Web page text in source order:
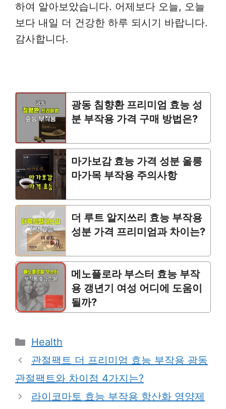
하여 알아보았습니다. 어제보다 오늘, 오늘
보다 내일 더 건강한 하루 되시기 바랍니다.
감사합니다.
광동 침향환 프리미엄 효능 성
분 부작용 가격 구매 방법은?
마가보감 효능 가격 성분 울릉
마가목 부작용 주의사항
더 루트 알지쓰리 효능 부작용
성분 가격 프리미엄과 차이는?
메노플로라 부스터 효능 부작
용 갱년기 여성 어디에 도움이
될까?
Categories
Health
관절팩트 더 프리미엄 효능 부작용 광동
관절팩트와 차이점 4가지는?
라이코마토 효능 부작용 항산화 영양제